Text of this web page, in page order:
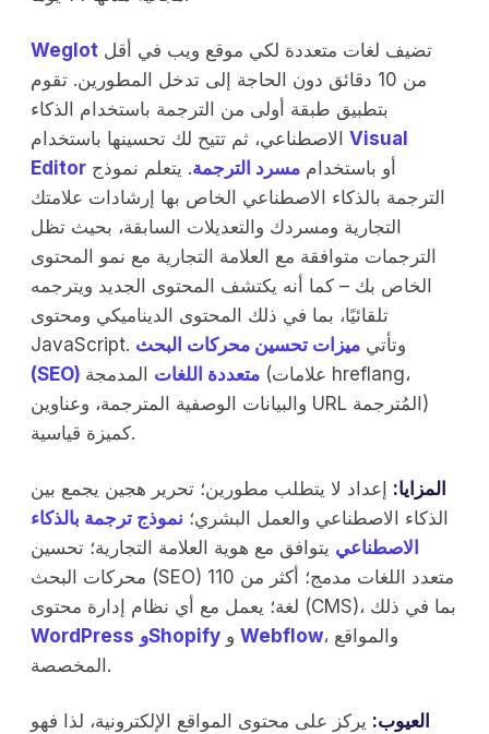
Weglot
من 10 دقائق دون الحاجة إلى تدخل المطورين. تقوم
بتطبيق طبقة أولى من الترجمة باستخدام الذكاء
Visual
Editor
أو باستخدام مسرد الترجمة. يتعلم نموذج
الترجمة بالذكاء الاصطناعي الخاص بها إرشادات علامتك
التجارية ومسردك والتعديلات السابقة، بحيث تظل
الترجمات متوافقة مع العلامة التجارية مع نمو المحتوى
الخاص بك – كما أنه يكتشف المحتوى الجديد ويترجمه
تلقائيًا، بما في ذلك المحتوى الديناميكي ومحتوى
JavaScript. وتأتي ميزات تحسين محركات البحث
(SEO) متعددة اللغات المدمجة (علامات hreflang،
والبيانات الوصفية المترجمة، وعناوين URL المُترجمة)
كميزة قياسية.
المزايا: إعداد لا يتطلب مطورين؛ تحرير هجين يجمع بين
الذكاء الاصطناعي والعمل البشري؛ نموذج ترجمة بالذكاء
الاصطناعي يتوافق مع هوية العلامة التجارية؛ تحسين
محركات البحث (SEO) متعدد اللغات مدمج؛ أكثر من 110
لغة؛ يعمل مع أي نظام إدارة محتوى (CMS)، بما في ذلك
WordPress
وShopify Webflow، والمواقع
المخصصة.
العيوب: يركز على محتوى المواقع الإلكترونية، لذا فهو